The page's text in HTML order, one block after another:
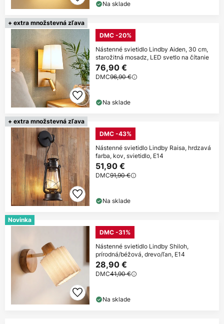
Na sklade
+ extra množstevná zľava
DMC -20%
Nástenné svietidlo Lindby Aiden, 30 cm,
starožitná mosadz, LED svetlo na čítanie
76,90 €
DMC96,90 €
Na sklade
+ extra množstevná zľava
DMC -43%
Nástenné svietidlo Lindby Raisa, hrdzavá
farba, kov, svietidlo, E14
51,90 €
DMC91,90 €
Na sklade
Novinka
DMC -31%
Nástenné svietidlo Lindby Shiloh,
prírodná/béžová, drevo/ľan, E14
28,90 €
DMC41,90 €
Na sklade